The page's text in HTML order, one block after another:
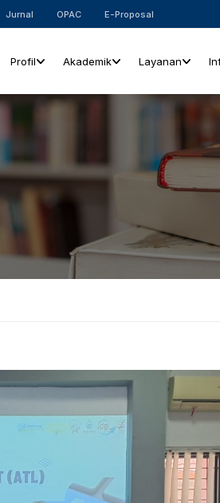
Jurnal OPAC E-Proposal
Profil Akademik Layanan